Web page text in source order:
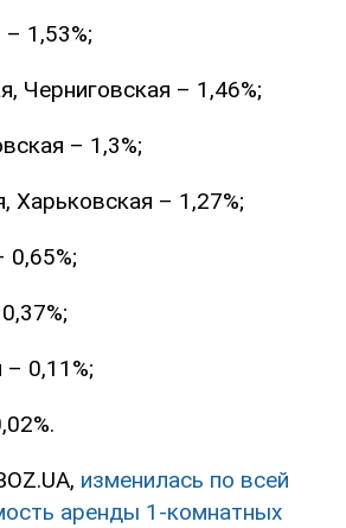
1,53%;
Черниговская – 1,46%;
– 1,3%;
Харьковская – 1,27%;
0,65%;
0,11%;
изменилась по всей
аренды 1-комнатных